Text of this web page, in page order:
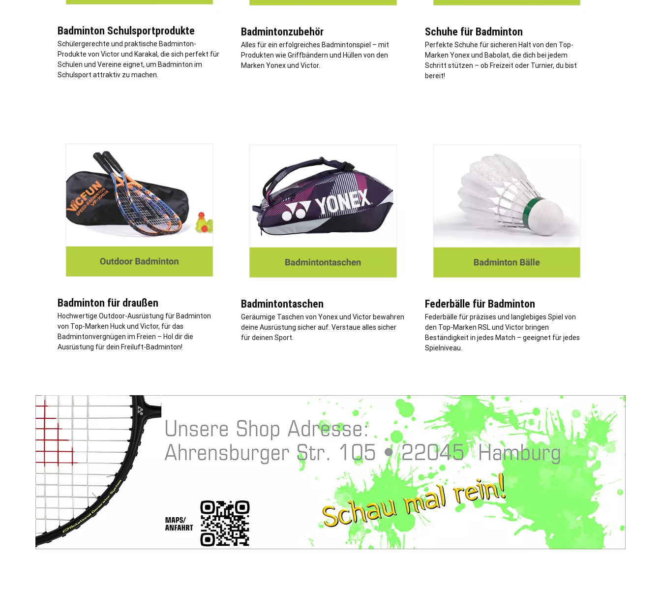
Badminton Schulsportprodukte
Schülergerechte und praktische Badminton-
Produkte von Victor und Karakal, die sich perfekt für
Schulen und Vereine eignet, um Badminton im
Schulsport attraktiv zu machen.
Badmintonzubehör
Alles für ein erfolgreiches Badmintonspiel – mit
Produkten wie Griffbändern und Hüllen von den
Marken Yonex und Victor.
Schuhe für Badminton
Perfekte Schuhe für sicheren Halt von den Top-
Marken Yonex und Babolat, die dich bei jedem
Schritt stützen – ob Freizeit oder Turnier, du bist
bereit!
Badminton für draußen
Hochwertige Outdoor-Ausrüstung für Badminton
von Top-Marken Huck und Victor, für das
Badmintonvergnügen im Freien – Hol dir die
Ausrüstung für dein Freiluft-Badminton!
Badmintontaschen
Geräumige Taschen von Yonex und Victor bewahren
deine Ausrüstung sicher auf. Verstaue alles sicher
für deinen Sport.
Federbälle für Badminton
Federbälle für präzises und langlebiges Spiel von
den Top-Marken RSL und Victor bringen
Beständigkeit in jedes Match – geeignet für jedes
Spielniveau.